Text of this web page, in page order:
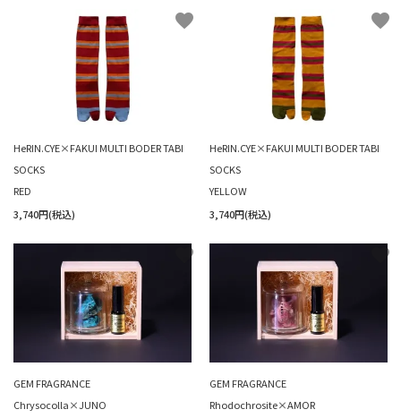
HeRIN.CYE×FAKUI MULTI BODER TABI
SOCKS
RED
3,740円(税込)
favorite
HeRIN.CYE×FAKUI MULTI BODER TABI
SOCKS
YELLOW
3,740円(税込)
favorite
GEM FRAGRANCE
Chrysocolla×JUNO
favorite
GEM FRAGRANCE
Rhodochrosite×AMOR
favorite